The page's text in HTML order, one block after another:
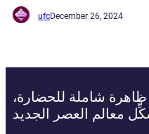
ufcDecember 26, 2024
ظاهرة شاملة للحضارة،
معالم العصر الجديد